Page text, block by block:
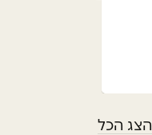
הצג הכל